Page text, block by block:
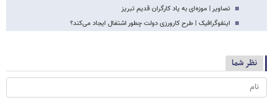
تصاویر | موزه‌ای به یاد کارگران قدیم تبریز
اینفوگرافیک | طرح کارورزی دولت چطور اشتغال ایجاد می‌کند؟
نظر شما